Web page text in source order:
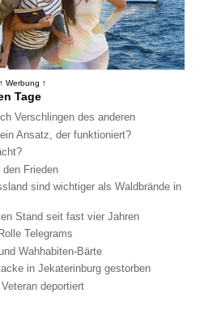
↑ Werbung ↑
Tage
Verschlingen des anderen
Ansatz, der funktioniert?
Frieden
sind wichtiger als Waldbrände in
Stand seit fast vier Jahren
Telegrams
Wahhabiten-Bärte
in Jekaterinburg gestorben
deportiert